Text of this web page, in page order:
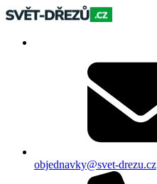
objednavky@svet-drezu.cz